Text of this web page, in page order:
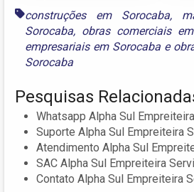
construções em Sorocaba,
Sorocaba, obras comerciais
empresariais em Sorocaba e
Sorocaba
Pesquisas
Whatsapp Alpha Sul
Suporte Alpha Sul Empreiteira
Atendimento Alpha Sul
SAC Alpha Sul Empreiteira
Contato Alpha Sul Empreiteira